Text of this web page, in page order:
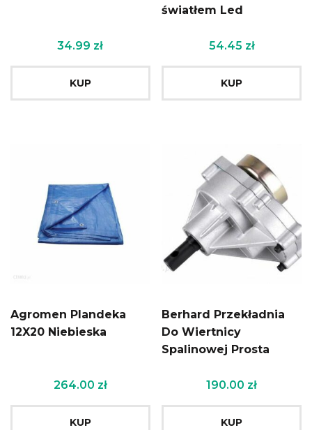
34.99 zł
KUP
światłem Led
54.45 zł
KUP
Agromen Plandeka
12X20 Niebieska
264.00 zł
KUP
Berhard Przekładnia
Do Wiertnicy
Spalinowej Prosta
190.00 zł
KUP